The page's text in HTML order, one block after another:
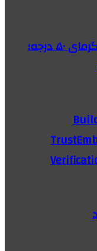
هشدار قرمز هواشناسی برای گرمای ۵۰ درجه؛